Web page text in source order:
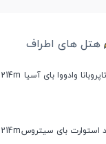
هتل های اطراف
وادووا بای آسیا 214m
استوارت بای سیتروس214m